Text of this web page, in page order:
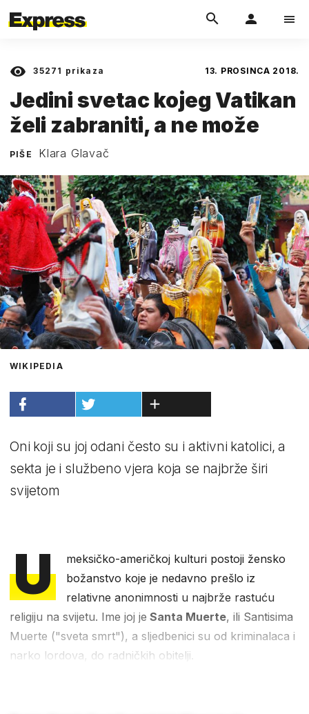
35271 prikaza 13. PROSINCA 2018.
Jedini svetac kojeg Vatikan
želi zabraniti, a ne može
PIŠE Klara Glavač
WIKIPEDIA
Oni koji su joj odani često su i aktivni katolici, a
sekta je i službeno vjera koja se najbrže širi
svijetom
U
meksičko-američkoj kulturi postoji žensko
božanstvo koje je nedavno prešlo iz
relativne anonimnosti u najbrže rastuću
religiju na svijetu. Ime joj je Santa Muerte, ili Santisima
Muerte ("sveta smrt"), a sljedbenici su od kriminalaca i
narko lordova, do radničkih obitelji.